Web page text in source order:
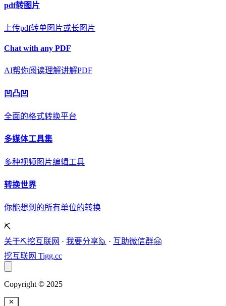
pdf转图片
上传pdf转单图片或长图片
Chat with any PDF
AI帮你阅读理解讲解PDF
凹凸凹
全面的格式转换平台
多媒体工具集
多种视频图片编辑工具
转换世界
你能想到的所有单位的转换
⛏️
关于⛏️挖互联网 · 我要分享🙋 · 互助微信群🤗
挖互联网 Tigg.cc
Copyright © 2025